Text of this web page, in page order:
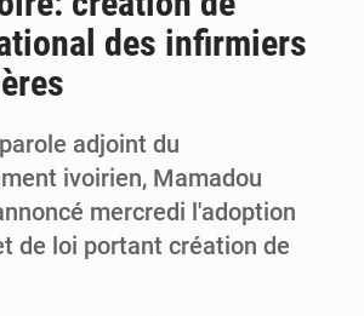
Cémac : la Commission présente à Denis Sassou N’Guesso sa feuille de route
des infirmiers
adjoint du
ivoirien, Mamadou
mercredi l'adoption
de loi portant création de